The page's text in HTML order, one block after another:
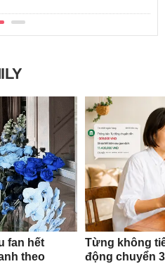
fan hết
theo
Từng không
động chuyển